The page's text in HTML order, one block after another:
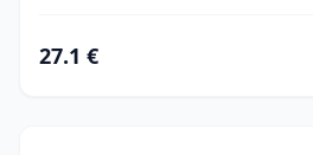
27.1 €